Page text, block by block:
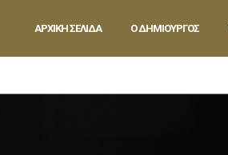
ΑΡΧΙΚΗ ΣΕΛΙΔΑ Ο ΔΗΜΙΟΥΡΓΟΣ